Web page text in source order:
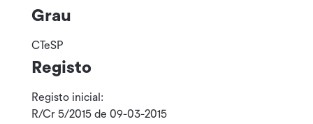
Grau
CTeSP
Registo
Registo inicial:
R/Cr 5/2015 de 09-03-2015